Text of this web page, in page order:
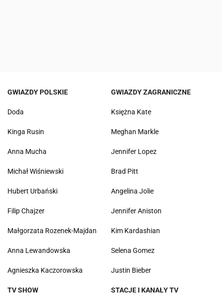
GWIAZDY POLSKIE
Doda
Kinga Rusin
Anna Mucha
Michał Wiśniewski
Hubert Urbański
Filip Chajzer
Małgorzata Rozenek-Majdan
Anna Lewandowska
Agnieszka Kaczorowska
GWIAZDY ZAGRANICZNE
Księżna Kate
Meghan Markle
Jennifer Lopez
Brad Pitt
Angelina Jolie
Jennifer Aniston
Kim Kardashian
Selena Gomez
Justin Bieber
TV SHOW STACJE I KANAŁY TV